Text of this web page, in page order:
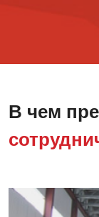
В чем